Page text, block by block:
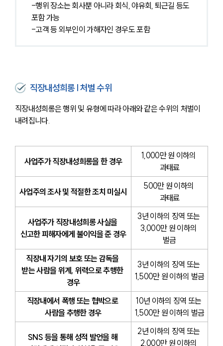
-행위 장소는 회사뿐 아니라 회식, 야유회, 퇴근길 등도
포함 가능
-고객 등 외부인이 가해자인 경우도 포함
직장내성희롱 | 처벌 수위
직장내성희롱은 행위 및 유형에 따라 아래와 같은 수위의 처벌이
내려집니다.
사업주가 직장내성희롱을 한 경우
1,000만 원 이하의
과태료
사업주의 조사 및 적절한 조치 미실시
500만 원 이하의
과태료
사업주가 직장내성희롱 사실을
신고한 피해자에게 불이익을 준 경우
3년 이하의 징역 또는
3,000만 원 이하의
벌금
직장내 자기의 보호 또는 감독을
받는 사람을 위계, 위력으로 추행한
경우
3년 이하의 징역 또는
1,500만 원 이하의 벌금
직장내에서 폭행 또는 협박으로
사람을 추행한 경우
10년 이하의 징역 또는
1,500만 원 이하의 벌금
SNS 등을 통해 성적 발언을 해
2년 이하의 징역 또는
2,000만 원 이하의